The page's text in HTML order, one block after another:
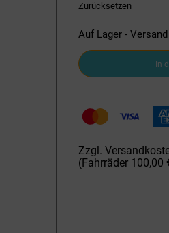
Zurücksetzen
Auf Lager -
GTS
H-
Fleece
19
CombiMix
Menge
In
Zzgl.
(Fahrräder 100,00